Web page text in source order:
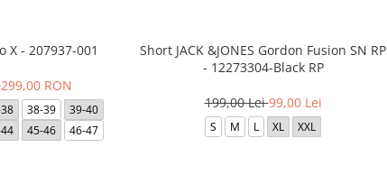
X - 207937-001
299,00 RON
38-39
39-40
45-46 46-47
Short JACK &JONES Gordon Fusion SN RP
- 12273304-Black RP
199,00 Lei99,00 Lei
S M L XL XXL